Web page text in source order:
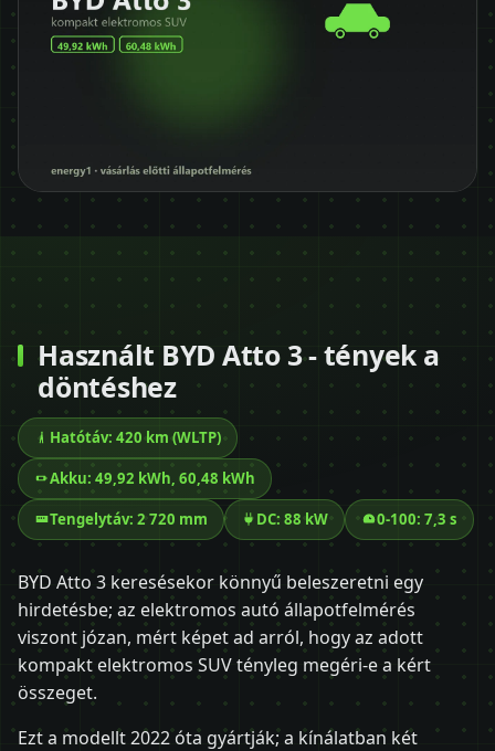
Használt BYD Atto 3 - tények a
döntéshez
Hatótáv: 420 km (WLTP)
Akku: 49,92 kWh, 60,48 kWh
Tengelytáv: 2 720 mm DC: 88 kW 0-100: 7,3 s
BYD Atto 3 keresésekor könnyű beleszeretni egy
hirdetésbe; az elektromos autó állapotfelmérés
viszont józan, mért képet ad arról, hogy az adott
kompakt elektromos SUV tényleg megéri-e a kért
összeget.
Ezt a modellt 2022 óta gyártják; a kínálatban két